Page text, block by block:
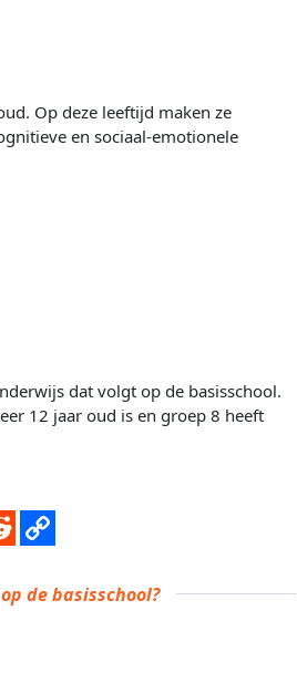
Op deze leeftijd maken ze
en sociaal-emotionele
dat volgt op de basisschool.
12 jaar oud is en groep 8 heeft
de basisschool?